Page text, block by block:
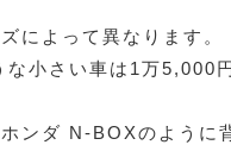
によって異なります。
小さい車は1万5,000
ンダ N-BOXのよう